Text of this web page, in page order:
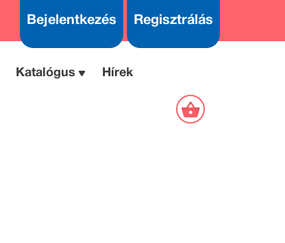
Bejelentkezés Regisztrálás
Katalógus Hírek